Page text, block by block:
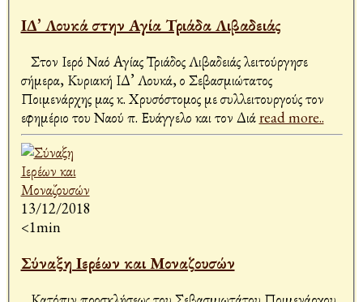
ΙΔ’ Λουκά στην Αγία Τριάδα Λιβαδειάς
Στον Ιερό Ναό Αγίας Τριάδος Λιβαδειάς λειτούργησε
σήμερα, Κυριακή ΙΔ’ Λουκά, ο Σεβασμιώτατος
Ποιμενάρχης μας κ. Χρυσόστομος με συλλειτουργούς τον
εφημέριο του Ναού π. Ευάγγελο και τον Διάread more..
13/12/2018
<1min
Σύναξη Ιερέων και Μοναζουσών